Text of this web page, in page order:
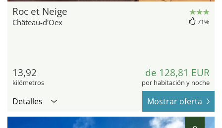
Roc et Neige
Château-d'Oex 71%
13,92
kilómetros
de 128,81 EUR
por habitación y noche
Detalles Mostrar oferta